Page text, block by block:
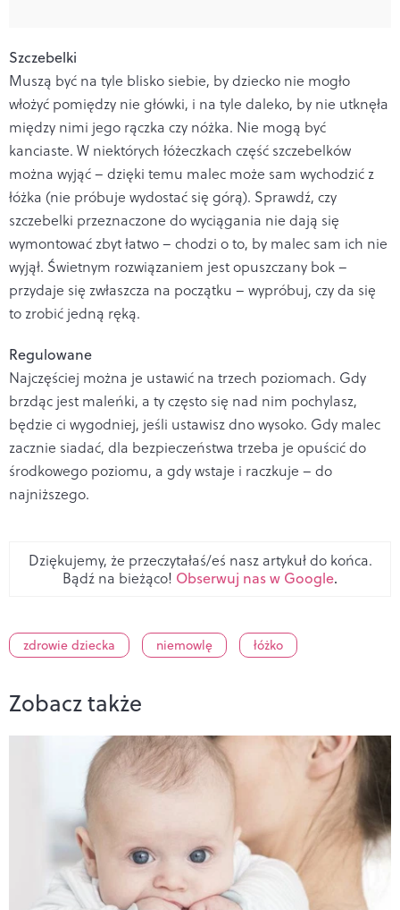
Szczebelki
Muszą być na tyle blisko siebie, by dziecko nie mogło
włożyć pomiędzy nie główki, i na tyle daleko, by nie utknęła
między nimi jego rączka czy nóżka. Nie mogą być
kanciaste. W niektórych łóżeczkach część szczebelków
można wyjąć – dzięki temu malec może sam wychodzić z
łóżka (nie próbuje wydostać się górą). Sprawdź, czy
szczebelki przeznaczone do wyciągania nie dają się
wymontować zbyt łatwo – chodzi o to, by malec sam ich nie
wyjął. Świetnym rozwiązaniem jest opuszczany bok –
przydaje się zwłaszcza na początku – wypróbuj, czy da się
to zrobić jedną ręką.
Regulowane
Najczęściej można je ustawić na trzech poziomach. Gdy
brzdąc jest maleńki, a ty często się nad nim pochylasz,
będzie ci wygodniej, jeśli ustawisz dno wysoko. Gdy malec
zacznie siadać, dla bezpieczeństwa trzeba je opuścić do
środkowego poziomu, a gdy wstaje i raczkuje – do
najniższego.
Dziękujemy, że przeczytałaś/eś nasz artykuł do końca.
Bądź na bieżąco! Obserwuj nas w Google.
zdrowie dziecka niemowlę łóżko
Zobacz także